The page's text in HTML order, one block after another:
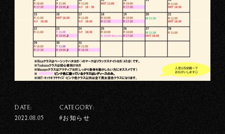
DATE:
2022.08.05
CATEGORY:
#お知らせ